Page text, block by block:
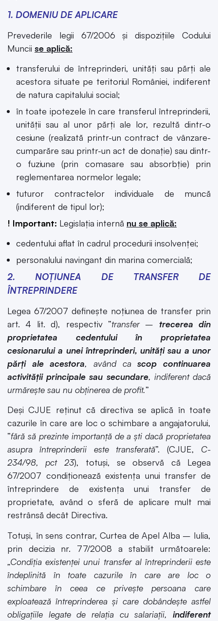
1. DOMENIU DE APLICARE
Prevederile legii 67/2006 și dispozițiile Codului
Muncii se aplică:
transferului de întreprinderi, unităţi sau părţi ale
acestora situate pe teritoriul României, indiferent
de natura capitalului social;
în toate ipotezele în care transferul întreprinderii,
unității sau al unor părți ale lor, rezultă dintr-o
cesiune (realizată printr-un contract de vânzare-
cumparăre sau printr-un act de donație) sau dintr-
o fuziune (prin comasare sau absorbție) prin
reglementarea normelor legale;
tuturor contractelor individuale de muncă
(indiferent de tipul lor);
! Important: Legislația internă nu se aplică:
cedentului aflat în cadrul procedurii insolvenței;
personalului navingant din marina comercială;
2. NOȚIUNEA DE TRANSFER DE
ÎNTREPRINDERE
Legea 67/2007 definește noțiunea de transfer prin
art. 4 lit. d), respectiv ”transfer– trecerea din
proprietatea cedentului în proprietatea
cesionarului a unei întreprinderi, unități sau a unor
părți ale acestora, având cascop continuarea
activității principale sau secundare, indiferent dacă
urmărește sau nu obținerea de profit.”
Deși CJUE reținut că directiva se aplică în toate
cazurile în care are loc o schimbare a angajatorului,
”fără să prezinte importanță de a ști dacă proprietatea
asupra întreprinderii este transferată”. (CJUE, C-
234/98, pct 23), totuși, se observă că Legea
67/2007 condiționează existența unui transfer de
întreprindere de existența unui transfer de
proprietate, având o sferă de aplicare mult mai
restrânsă decât Directiva.
Totuși, în sens contrar, Curtea de Apel Alba – Iulia,
prin decizia nr. 77/2008 a stabilit următoarele:
„Condiția existenței unui transfer al întreprinderii este
îndeplinită în toate cazurile în care are loc o
schimbare în ceea ce privește persoana care
exploatează întreprinderea și care dobândește astfel
obligațiile legate de relația cu salariații, indiferent